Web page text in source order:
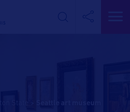
State seattle art museum